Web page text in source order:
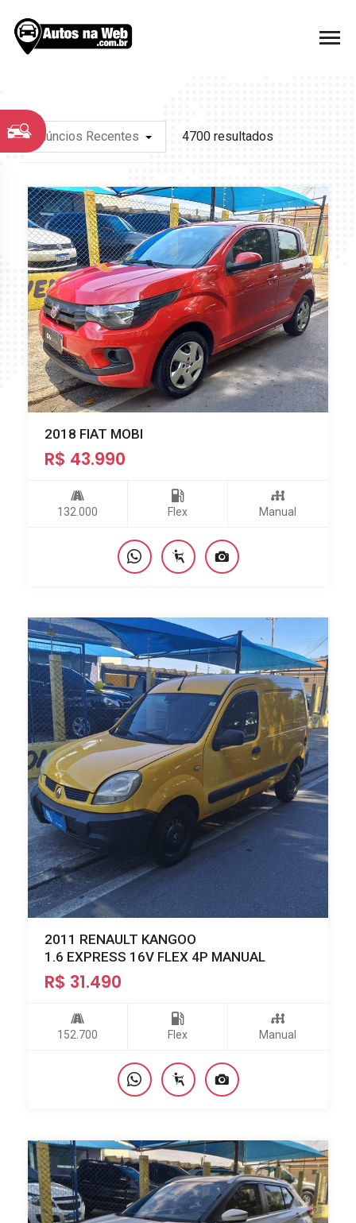
Anúncios Recentes 4700 resultados
2018 FIAT MOBI
R$ 43.990
132.000 Flex Manual
2011 RENAULT KANGOO
1.6 EXPRESS 16V FLEX 4P MANUAL
R$ 31.490
152.700 Flex Manual